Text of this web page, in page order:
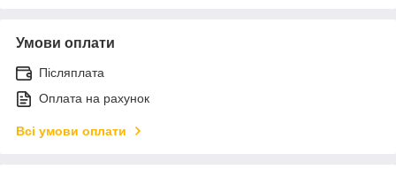
Умови оплати
Післяплата
Оплата на рахунок
Всі умови оплати